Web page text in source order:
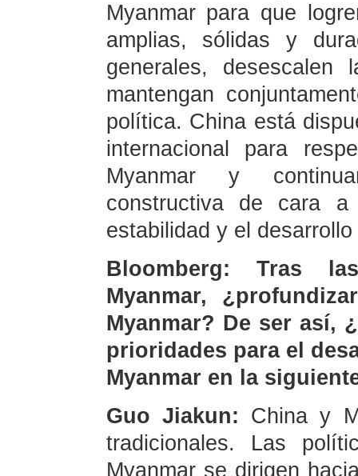
Myanmar para que
amplias, sólidas y
generales,
mantengan
política. China está
internacional para
Myanmar y
constructiva de cara
estabilidad y el
Bloomberg: Tras
Myanmar,
Myanmar? De ser así,
prioridades para el
Myanmar en la
Guo Jiakun: China y
tradicionales. Las
Myanmar se dirigen